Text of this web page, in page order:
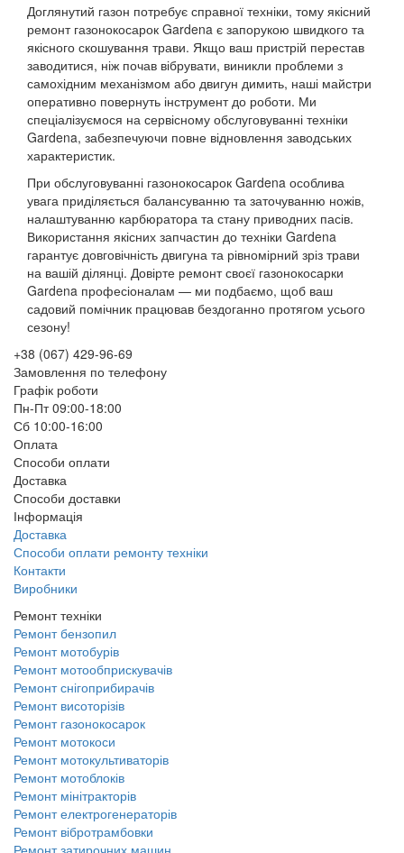
Доглянутий газон потребує справної техніки, тому якісний
ремонт газонокосарок Gardena є запорукою швидкого та
якісного скошування трави. Якщо ваш пристрій перестав
заводитися, ніж почав вібрувати, виникли проблеми з
самохідним механізмом або двигун димить, наші майстри
оперативно повернуть інструмент до роботи. Ми
спеціалізуємося на сервісному обслуговуванні техніки
Gardena, забезпечуючи повне відновлення заводських
характеристик.
При обслуговуванні газонокосарок Gardena особлива
увага приділяється балансуванню та заточуванню ножів,
налаштуванню карбюратора та стану приводних пасів.
Використання якісних запчастин до техніки Gardena
гарантує довговічність двигуна та рівномірний зріз трави
на вашій ділянці. Довірте ремонт своєї газонокосарки
Gardena професіоналам — ми подбаємо, щоб ваш
садовий помічник працював бездоганно протягом усього
сезону!
+38 (067) 429-96-69
Замовлення по телефону
Графік роботи
Пн-Пт 09:00-18:00
Сб 10:00-16:00
Оплата
Способи оплати
Доставка
Способи доставки
Інформація
Доставка
Способи оплати ремонту техніки
Контакти
Виробники
Ремонт техніки
Ремонт бензопил
Ремонт мотобурів
Ремонт мотообприскувачів
Ремонт снігоприбирачів
Ремонт висоторізів
Ремонт газонокосарок
Ремонт мотокоси
Ремонт мотокультиваторів
Ремонт мотоблоків
Ремонт мінітракторів
Ремонт електрогенераторів
Ремонт вібротрамбовки
Ремонт затирочних машин